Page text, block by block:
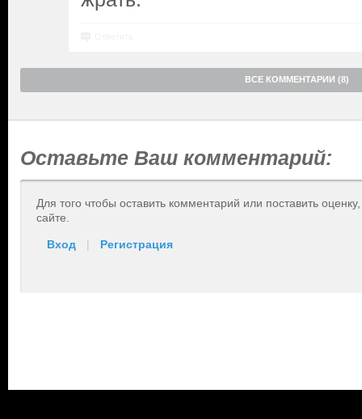
ВСЕ КОММЕНТАРИИ (8)
Оставьте Ваш комментарий:
Для того чтобы оставить комментарий или поставить
сайте.
Вход | Регистрация